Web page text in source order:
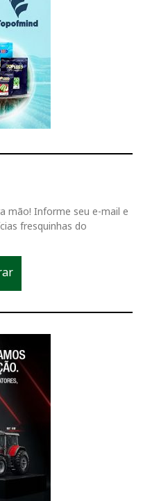
mão! Informe seu e-mail e
fresquinhas do